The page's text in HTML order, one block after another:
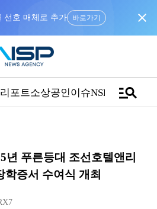
선호 매체로 추가 바로가기 close
포트소상공인이슈NSPTVmanage_search
년 푸른등대 조선호텔앤리
학증서 수여식 개최